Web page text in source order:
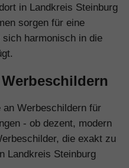
in Landkreis Steinburg
sorgen für eine
harmonisch in die
Werbeschildern für
- ob dezent, modern
die exakt zu
Landkreis Steinburg